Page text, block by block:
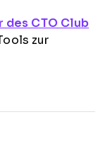
CTO Club
zur